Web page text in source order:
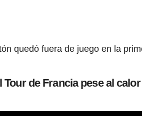
quedó fuera de juego en la
de Francia pese al calor